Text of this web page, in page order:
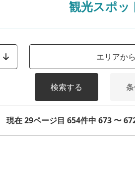
観光スポッ
エリアか
検索する
現在 29ページ目 654件中 673 〜